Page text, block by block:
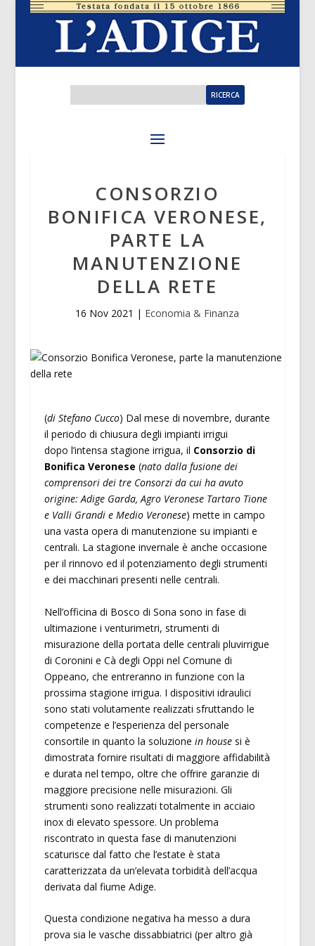
CONSORZIO
BONIFICA VERONESE,
PARTE LA
MANUTENZIONE
DELLA RETE
16 Nov 2021 | Economia & Finanza
(di Stefano Cucco) Dal mese di novembre, durante
il periodo di chiusura degli impianti irrigui
dopo l’intensa stagione irrigua, il Consorzio di
Bonifica Veronese (nato dalla fusione dei
comprensori dei tre Consorzi da cui ha avuto
origine: Adige Garda, Agro Veronese Tartaro Tione
e Valli Grandi e Medio Veronese) mette in campo
una vasta opera di manutenzione su impianti e
centrali. La stagione invernale è anche occasione
per il rinnovo ed il potenziamento degli strumenti
e dei macchinari presenti nelle centrali.
Nell’officina di Bosco di Sona sono in fase di
ultimazione i venturimetri, strumenti di
misurazione della portata delle centrali pluvirrigue
di Coronini e Cà degli Oppi nel Comune di
Oppeano, che entreranno in funzione con la
prossima stagione irrigua. I dispositivi idraulici
sono stati volutamente realizzati sfruttando le
competenze e l’esperienza del personale
consortile in quanto la soluzione in housesi è
dimostrata fornire risultati di maggiore affidabilità
e durata nel tempo, oltre che offrire garanzie di
maggiore precisione nelle misurazioni. Gli
strumenti sono realizzati totalmente in acciaio
inox di elevato spessore. Un problema
riscontrato in questa fase di manutenzioni
scaturisce dal fatto che l’estate è stata
caratterizzata da un’elevata torbidità dell’acqua
derivata dal fiume Adige.
Questa condizione negativa ha messo a dura
prova sia le vasche dissabbiatrici (per altro già